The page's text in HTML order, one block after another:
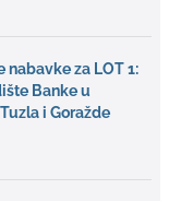
za LOT 1:
Banke u
i Goražde